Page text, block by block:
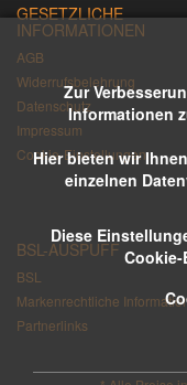
Zur
Informationen
Hier bieten wir
einzelnen
Diese
GESETZLICHE
INFORMATIONEN
AGB
Widerrufsbelehrung
Datenschutz
Impressum
Cookie-Einstellungen
BSL-AUSPUFF
BSL
Markenrechtliche
Partnerlinks